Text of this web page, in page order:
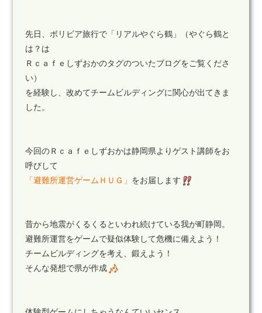
先日、ボリビア旅行で「リアルやぐら鶴」（やぐら鶴と
は？は
Ｒｃａｆｅしずおかのタグのついたブログをご覧くださ
い）
を経験し、改めてチームビルディングに関心が出てきま
した。
今回のＲｃａｆｅしずおかは静岡県よりゲスト講師をお
呼びして
「避難所運営ゲームＨＵＧ」 をお届します
昔から地震がくるくるといわれ続けている我が町静岡。
避難所運営をゲームで疑似体験して危機に備えよう！
チームビルディングを考え、鍛えよう！
そんな発想で県が作成